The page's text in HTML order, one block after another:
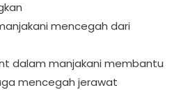
mencegah dari
dalam manjakani membantu
mencegah jerawat